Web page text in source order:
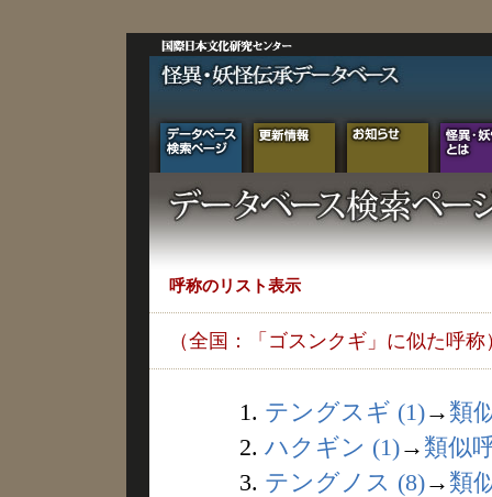
呼称のリスト表示
（全国：「ゴスンクギ」に似た呼称
1. テングスギ (1)→ 類
2. ハクギン (1)→ 類似
3. テングノス (8)→ 類